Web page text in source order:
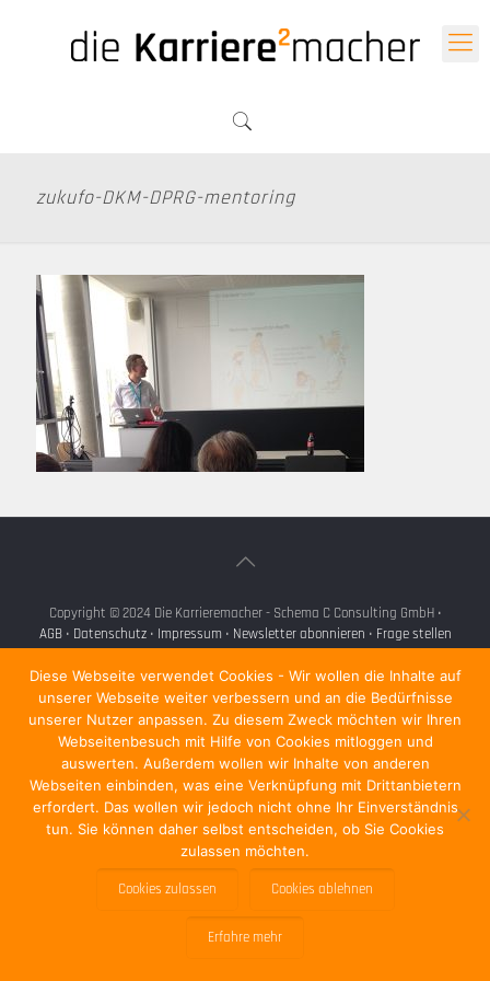
zukufo-DKM-DPRG-mentoring
Copyright © 2024 Die Karrieremacher - Schema C Consulting GmbH •
AGB• Datenschutz• Impressum • Newsletter abonnieren • Frage stellen
•
Diese Webseite verwendet Cookies - Wir wollen die Inhalte auf
unserer Webseite weiter verbessern und an die Bedürfnisse
unserer Nutzer anpassen. Zu diesem Zweck möchten wir Ihren
Webseitenbesuch mit Hilfe von Cookies mitloggen und
auswerten. Außerdem wollen wir Inhalte von anderen
Webseiten einbinden, was eine Verknüpfung mit Drittanbietern
erfordert. Das wollen wir jedoch nicht ohne Ihr Einverständnis
tun. Sie können daher selbst entscheiden, ob Sie Cookies
zulassen möchten.
Cookies zulassen Cookies ablehnen
Erfahre mehr